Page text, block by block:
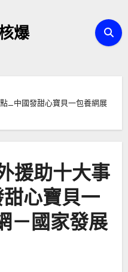
爆
_中國發甜心寶貝一包養網展
援助十大事
心寶貝一
－國家發展